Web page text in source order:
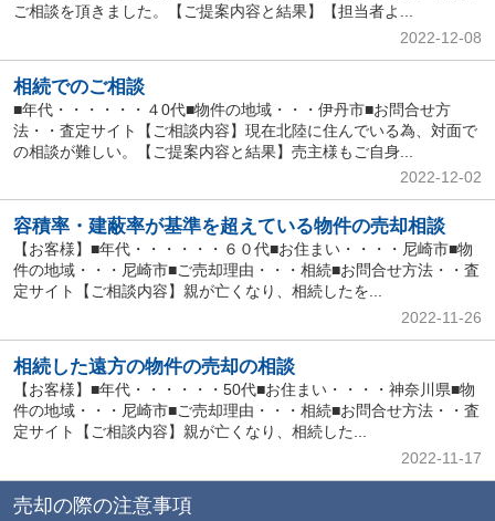
ご相談を頂きました。【ご提案内容と結果】【担当者よ...
2022-12-08
相続でのご相談
■年代・・・・・・４0代■物件の地域・・・伊丹市■お問合せ方
法・・査定サイト【ご相談内容】現在北陸に住んでいる為、対面で
の相談が難しい。【ご提案内容と結果】売主様もご自身...
2022-12-02
容積率・建蔽率が基準を超えている物件の売却相談
【お客様】■年代・・・・・・６０代■お住まい・・・・尼崎市■物
件の地域・・・尼崎市■ご売却理由・・・相続■お問合せ方法・・査
定サイト【ご相談内容】親が亡くなり、相続したを...
2022-11-26
相続した遠方の物件の売却の相談
【お客様】■年代・・・・・・50代■お住まい・・・・神奈川県■物
件の地域・・・尼崎市■ご売却理由・・・相続■お問合せ方法・・査
定サイト【ご相談内容】親が亡くなり、相続した...
2022-11-17
売却の際の注意事項